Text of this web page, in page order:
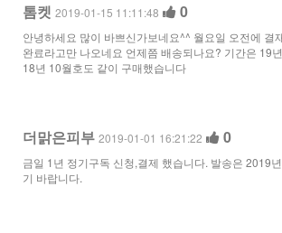
톰켓 2019-01-15 11:11:48 0
안녕하세요 많이 바쁘신가보네요^^ 월요일 오전에 결
완료라고만 나오네요 언제쯤 배송되나요? 기간은 19
18년 10월호도 같이 구매했습니다
더맑은피부 2019-01-01 16:21:22 0
금일 1년 정기구독 신청,결제 했습니다. 발송은 2019
기 바랍니다.